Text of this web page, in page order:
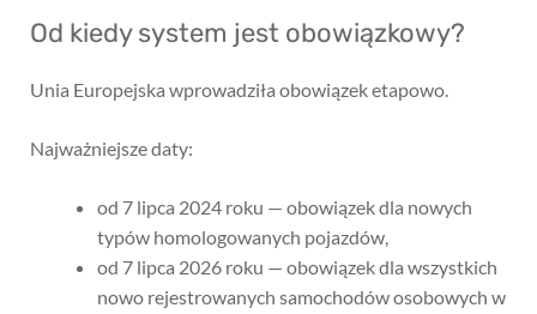
Od kiedy system jest obowiązkowy?
Unia Europejska wprowadziła obowiązek etapowo.
Najważniejsze daty:
od 7 lipca 2024 roku — obowiązek dla nowych
typów homologowanych pojazdów,
od 7 lipca 2026 roku — obowiązek dla wszystkich
nowo rejestrowanych samochodów osobowych w